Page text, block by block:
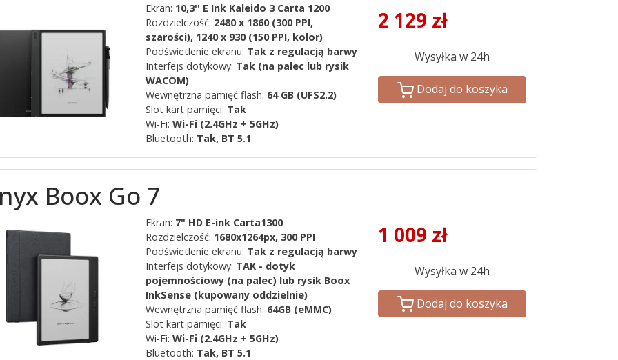
Ekran: 10,3'' E Ink Kaleido 3 Carta 1200
Rozdzielczość: 2480 x 1860 (300 PPI,
szarości), 1240 x 930 (150 PPI, kolor)
Podświetlenie ekranu: Tak z regulacją barwy
Interfejs dotykowy: Tak (na palec lub rysik
WACOM)
Wewnętrzna pamięć flash: 64 GB (UFS2.2)
Slot kart pamięci: Tak
Wi-Fi: Wi-Fi (2.4GHz + 5GHz)
Bluetooth: Tak, BT 5.1
2 129 zł
Wysyłka w 24h
Dodaj do koszyka
Boox Go 7
Ekran: 7" HD E-ink Carta1300
Rozdzielczość: 1680x1264px, 300 PPI
Podświetlenie ekranu: Tak z regulacją barwy
Interfejs dotykowy: TAK - dotyk
pojemnościowy (na palec) lub rysik Boox
InkSense (kupowany oddzielnie)
Wewnętrzna pamięć flash: 64GB (eMMC)
Slot kart pamięci: Tak
Wi-Fi: Wi-Fi (2.4GHz + 5GHz)
Bluetooth: Tak, BT 5.1
1 009 zł
Wysyłka w 24h
Dodaj do koszyka